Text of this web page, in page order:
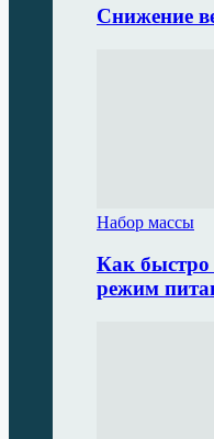
Снижение
Набор массы
Как
режим